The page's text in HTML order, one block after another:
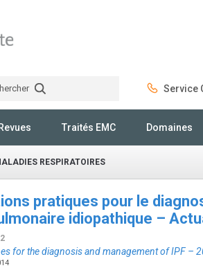
Service
Revues Traités EMC Domaines
RESPIRATOIRES
pratiques pour le
idiopathique –
for the diagnosis and management of IPF –